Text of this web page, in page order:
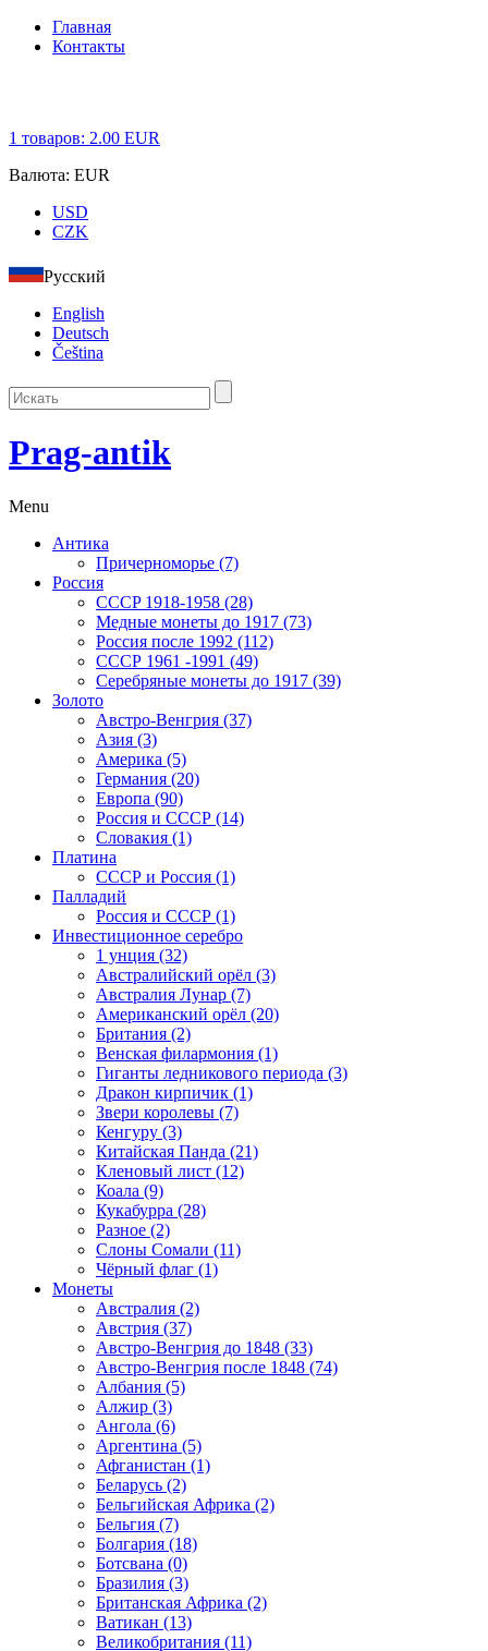
Главная
Контакты
1 товаров: 2.00 EUR
Валюта: EUR
USD
CZK
Русский
English
Deutsch
Čeština
Prag-antik
Menu
Антика
Причерноморье (7)
Россия
CCCP 1918-1958 (28)
Медные монеты до 1917 (73)
Россия после 1992 (112)
СССР 1961 -1991 (49)
Серебряные монеты до 1917 (39)
Золото
Австро-Венгрия (37)
Азия (3)
Америка (5)
Германия (20)
Европа (90)
Россия и СССР (14)
Словакия (1)
Платина
СССР и Россия (1)
Палладий
Россия и СССР (1)
Инвестиционное серебро
1 унция (32)
Австралийский орёл (3)
Австралия Лунар (7)
Американский орёл (20)
Британия (2)
Венская филармония (1)
Гиганты ледникового периода (3)
Дракон кирпичик (1)
Звери королевы (7)
Кенгуру (3)
Китайская Панда (21)
Кленовый лист (12)
Коала (9)
Кукабурра (28)
Разное (2)
Слоны Сомали (11)
Чёрный флаг (1)
Монеты
Австралия (2)
Австрия (37)
Австро-Венгрия до 1848 (33)
Австро-Венгрия после 1848 (74)
Албания (5)
Алжир (3)
Ангола (6)
Аргентина (5)
Афганистан (1)
Беларусь (2)
Бельгийская Африка (2)
Бельгия (7)
Болгария (18)
Ботсвана (0)
Бразилия (3)
Британская Африка (2)
Ватикан (13)
Великобритания (11)